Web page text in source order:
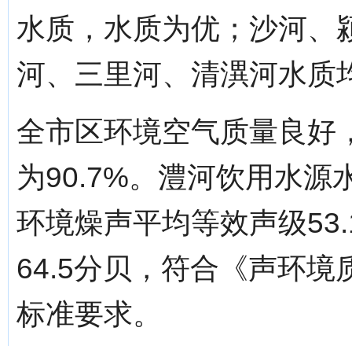
水质，水质为优；沙河
河、三里河、清潩河水质
全市区环境空气质量良好
为90.7%。澧河饮用水源
环境燥声平均等效声级
64.5分贝，符合《声环境
标准要求。